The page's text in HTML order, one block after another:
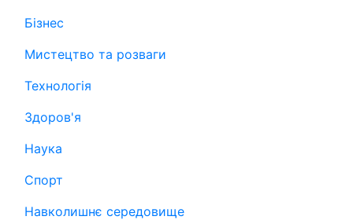
Бізнес
Мистецтво та розваги
Технологія
Здоров'я
Наука
Спорт
Навколишнє середовище